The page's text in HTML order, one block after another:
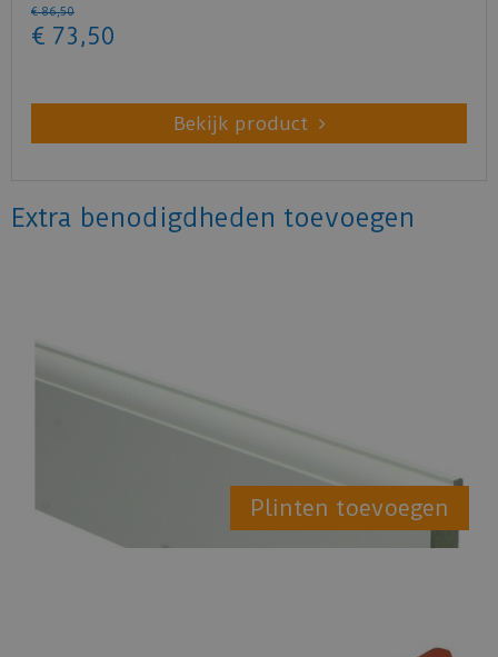
€ 86,50
€ 73 ,50
Bekijk product
Extra benodigdheden toevoegen
Plinten toevoegen